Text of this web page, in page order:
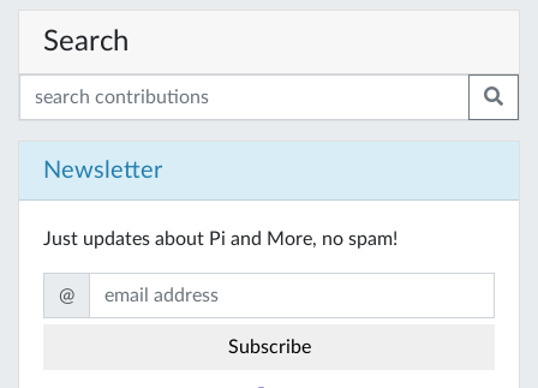
Search
Newsletter
Just updates about Pi and More, no spam!
@